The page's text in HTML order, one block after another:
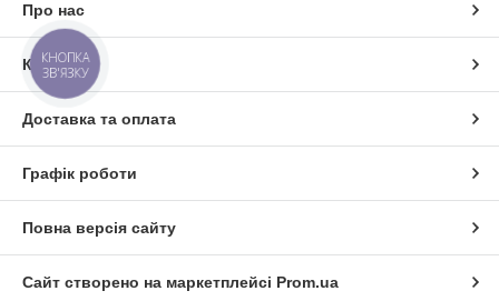
Про нас
Контакти
Доставка та оплата
Графік роботи
Повна версія сайту
Сайт створено на маркетплейсі Prom.ua
КНОПКА
ЗВ'ЯЗКУ